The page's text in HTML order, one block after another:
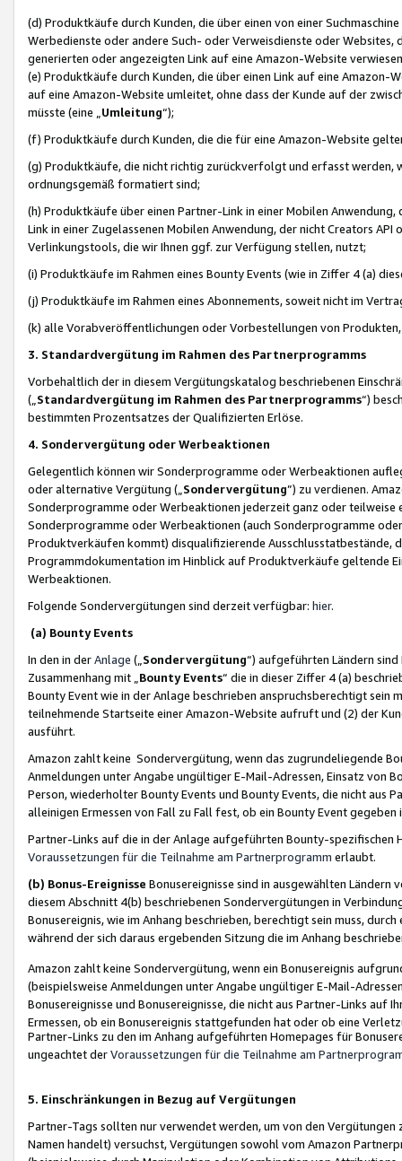
(d) Produktkäufe durch Kunden, die über einen von einer
Werbedienste oder andere Such- oder Verweisdienste oder Websites,
generierten oder angezeigten Link auf eine Amazon-Website
(e) Produktkäufe durch Kunden, die über einen Link auf eine
auf eine Amazon-Website umleitet, ohne dass der Kunde auf der
müsste (eine „ Umleitung“);
(f) Produktkäufe durch Kunden, die die für eine Amazon-Website
(g) Produktkäufe, die nicht richtig zurückverfolgt und erfasst werden,
ordnungsgemäß formatiert sind;
(h) Produktkäufe über einen Partner-Link in einer Mobilen
Link in einer Zugelassenen Mobilen Anwendung, der nicht Creators
Verlinkungstools, die wir Ihnen ggf. zur Verfügung stellen, nutzt;
(i) Produktkäufe im Rahmen eines Bounty Events (wie in Ziffer 4 (a)
(j) Produktkäufe im Rahmen eines Abonnements, soweit nicht im
(k) alle Vorabveröffentlichungen oder Vorbestellungen von
3. Standardvergütung im Rahmen des Partnerprogramms
Vorbehaltlich der in diesem Vergütungskatalog beschriebenen
(„ Standardvergütung im Rahmen des Partnerprogramms“)
bestimmten Prozentsatzes der Qualifizierten Erlöse.
4. Sondervergütung oder Werbeaktionen
Gelegentlich können wir Sonderprogramme oder Werbeaktionen
oder alternative Vergütung („ Sondervergütung”) zu verdienen.
Sonderprogramme oder Werbeaktionen jederzeit ganz oder
Sonderprogramme oder Werbeaktionen (auch Sonderprogramme
Produktverkäufen kommt) disqualifizierende Ausschlusstatbestände,
Programmdokumentation im Hinblick auf Produktverkäufe geltende
Werbeaktionen.
Folgende Sondervergütungen sind derzeit verfügbar: hier.
(a) Bounty Events
In den in derAnlage („ Sondervergütung“) aufgeführten Ländern
Zusammenhang mit „ Bounty Events“ die in dieser Ziffer 4 (a)
Bounty Event wie in der Anlage beschrieben anspruchsberechtigt sein
teilnehmende Startseite einer Amazon-Website aufruft und (2) der
ausführt.
Amazon zahlt keine Sondervergütung, wenn das zugrundeliegende
Anmeldungen unter Angabe ungültiger E-Mail-Adressen, Einsatz von
Person, wiederholter Bounty Events und Bounty Events, die nicht
alleinigen Ermessen von Fall zu Fall fest, ob ein Bounty Event
Partner-Links auf die in der Anlage aufgeführten Bounty-spezifischen
Voraussetzungen für die Teilnahme am Partnerprogramm erlaubt.
(b) Bonus-Ereignisse Bonusereignisse sind in ausgewählten Ländern
diesem Abschnitt 4(b) beschriebenen Sondervergütungen in
Bonusereignis, wie im Anhang beschrieben, berechtigt sein muss,
während der sich daraus ergebenden Sitzung die im Anhang
Amazon zahlt keine Sondervergütung, wenn ein Bonusereignis
(beispielsweise Anmeldungen unter Angabe ungültiger E-Mail-
Bonusereignisse und Bonusereignisse, die nicht aus Partner-Links auf
Ermessen, ob ein Bonusereignis stattgefunden hat oder ob eine
Partner-Links zu den im Anhang aufgeführten Homepages für
ungeachtet derVoraussetzungen für die Teilnahme am
5. Einschränkungen in Bezug auf Vergütungen
Partner-Tags sollten nur verwendet werden, um von den
Namen handelt) versuchst, Vergütungen sowohl vom Amazon